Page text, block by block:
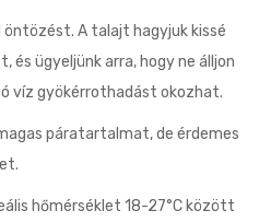
öntözést. A talajt hagyjuk kissé
és ügyeljünk arra, hogy ne álljon
víz gyökérrothadást okozhat.
páratartalmat, de érdemes
hőmérséklet 18-27°C között